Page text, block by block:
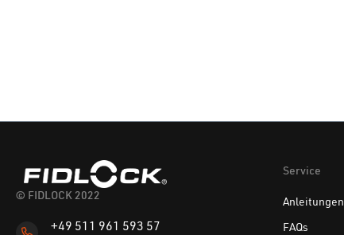
© FIDLOCK 2022
+49 511 961 593 57
Service
Anleitungen
FAQs